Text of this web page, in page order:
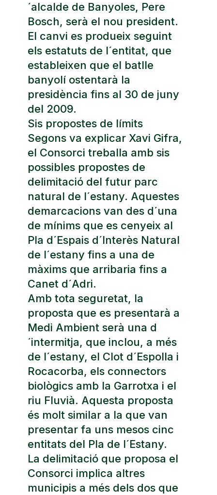
´alcalde de Banyoles, Pere
Bosch, serà el nou president.
El canvi es produeix seguint
els estatuts de l´entitat, que
estableixen que el batlle
banyolí ostentarà la
presidència fins al 30 de juny
del 2009.
Sis propostes de límits
Segons va explicar Xavi Gifra,
el Consorci treballa amb sis
possibles propostes de
delimitació del futur parc
natural de l´estany. Aquestes
demarcacions van des d´una
de mínims que es cenyeix al
Pla d´Espais d´Interès Natural
de l´estany fins a una de
màxims que arribaria fins a
Canet d´Adri.
Amb tota seguretat, la
proposta que es presentarà a
Medi Ambient serà una d
´intermitja, que inclou, a més
de l´estany, el Clot d´Espolla i
Rocacorba, els connectors
biològics amb la Garrotxa i el
riu Fluvià. Aquesta proposta
és molt similar a la que van
presentar fa uns mesos cinc
entitats del Pla de l´Estany.
La delimitació que proposa el
Consorci implica altres
municipis a més dels dos que